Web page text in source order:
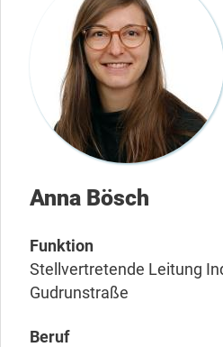
Anna Bösch
Funktion
Stellvertretende Leitung
Gudrunstraße
Beruf